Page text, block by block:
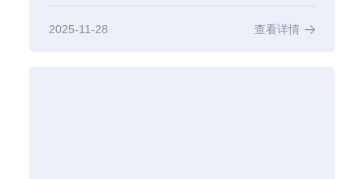
2025-11-28 查看详情